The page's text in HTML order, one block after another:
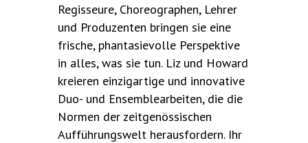
Regisseure, Choreographen, Lehrer
und Produzenten bringen sie eine
frische, phantasievolle Perspektive
in alles, was sie tun. Liz und Howard
kreieren einzigartige und innovative
Duo- und Ensemblearbeiten, die die
Normen der zeitgenössischen
Aufführungswelt herausfordern. Ihr